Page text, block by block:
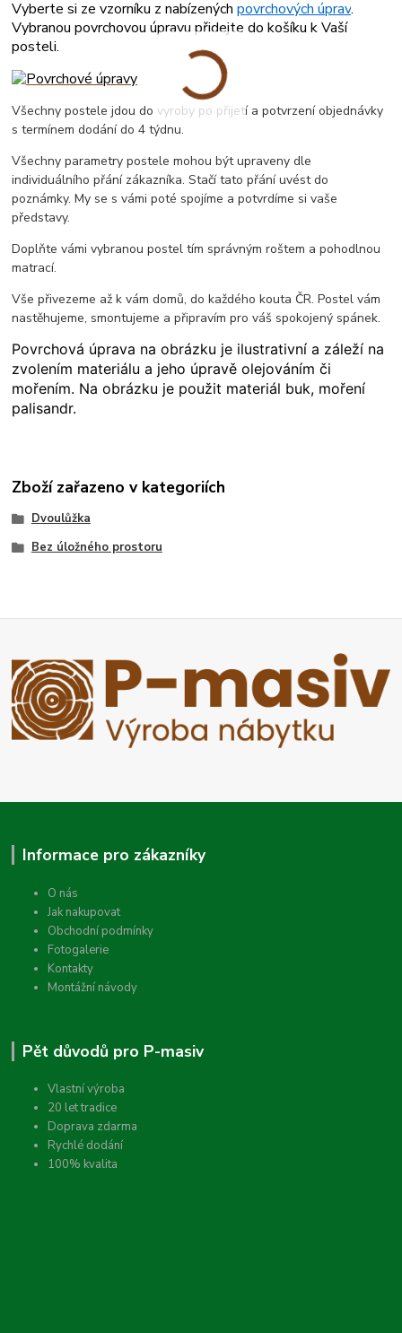
Vyberte si ze vzorníku z nabízenýchpovrchových úprav.
Vybranou povrchovou úpravu přidejte do košíku k Vaší
posteli.
Všechny postele jdou do vyroby po přijetí a potvrzení objednávky
s termínem dodání do 4 týdnu.
Všechny parametry postele mohou být upraveny dle
individuálního přání zákazníka. Stačí tato přání uvést do
poznámky. My se s vámi poté spojíme a potvrdíme si vaše
představy.
Doplňte vámi vybranou postel tím správným roštem a pohodlnou
matrací.
Vše přivezeme až k vám domů, do každého kouta ČR. Postel vám
nastěhujeme, smontujeme a připravím pro váš spokojený spánek.
Povrchová úprava na obrázku je ilustrativní a záleží na
zvolením materiálu a jeho úpravě olejováním či
mořením. Na obrázku je použit materiál buk, moření
palisandr.
Zboží zařazeno v kategoriích
Dvoulůžka
Bez úložného prostoru
Informace pro zákazníky
O nás
Jak nakupovat
Obchodní podmínky
Fotogalerie
Kontakty
Montážní návody
Pět důvodů pro P-masiv
Vlastní výroba
20 let tradice
Doprava zdarma
Rychlé dodání
100% kvalita